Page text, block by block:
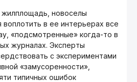
новоселы
в ее интерьерах все
«подсмотренные» когда-то в
журналах. Эксперты
с экспериментами
«замусоренности»,
типичных ошибок